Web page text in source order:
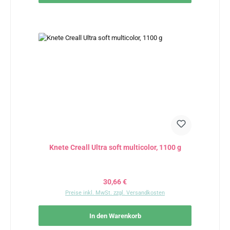
Knete Creall Ultra soft multicolor, 1100 g
Regulärer Preis:
30,66 €
Preise inkl. MwSt. zzgl. Versandkosten
In den Warenkorb